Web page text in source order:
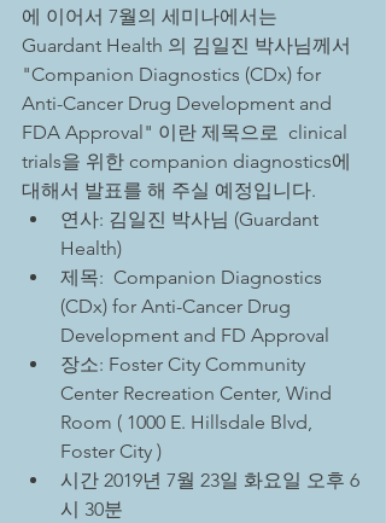
에 이어서 7월의 세미나에서는
Guardant Health 의 김일진 박사님께서
"Companion Diagnostics (CDx) for
Anti-Cancer Drug Development and
FDA Approval" 이란 제목으로  clinical
trials을 위한 companion diagnostics에
대해서 발표를 해 주실 예정입니다.
연사: 김일진 박사님 (Guardant
Health)
제목:  Companion Diagnostics
(CDx) for Anti-Cancer Drug
Development and FD Approval
장소: Foster City Community
Center Recreation Center, Wind
Room ( 1000 E. Hillsdale Blvd,
Foster City )
시간 2019년 7월 23일 화요일 오후 6
시 30분